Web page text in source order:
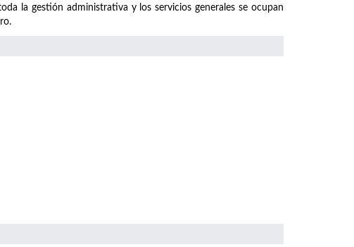
la gestión administrativa y los servicios generales se ocupan